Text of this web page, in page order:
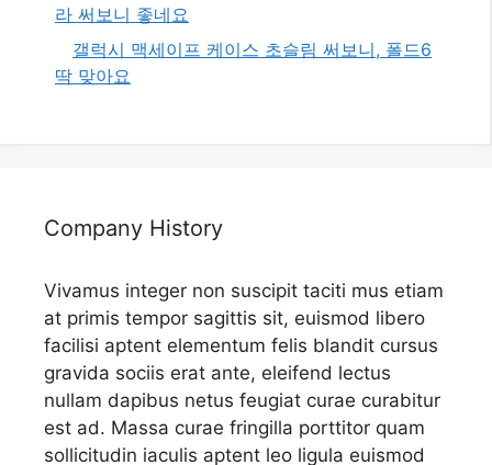
라 써보니 좋네요
갤럭시 맥세이프 케이스 초슬림 써보니, 폴드6
딱 맞아요
Company History
Vivamus integer non suscipit taciti mus etiam
at primis tempor sagittis sit, euismod libero
facilisi aptent elementum felis blandit cursus
gravida sociis erat ante, eleifend lectus
nullam dapibus netus feugiat curae curabitur
est ad. Massa curae fringilla porttitor quam
sollicitudin iaculis aptent leo ligula euismod